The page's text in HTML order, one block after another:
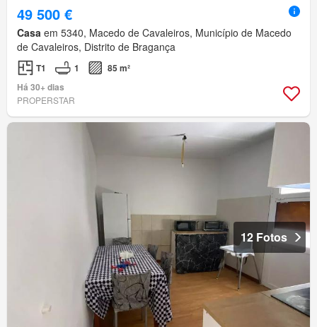
49 500 €
Casa em 5340, Macedo de Cavaleiros, Município de Macedo
de Cavaleiros, Distrito de Bragança
T1 1
85 m²
Há 30+ dias
PROPERSTAR
12 Fotos